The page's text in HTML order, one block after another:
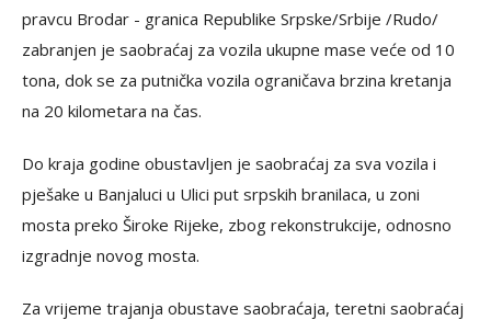
pravcu Brodar - granica Republike Srpske/Srbije /Rudo/
zabranjen je saobraćaj za vozila ukupne mase veće od 10
tona, dok se za putnička vozila ograničava brzina kretanja
na 20 kilometara na čas.
Do kraja godine obustavljen je saobraćaj za sva vozila i
pješake u Banjaluci u Ulici put srpskih branilaca, u zoni
mosta preko Široke Rijeke, zbog rekonstrukcije, odnosno
izgradnje novog mosta.
Za vrijeme trajanja obustave saobraćaja, teretni saobraćaj